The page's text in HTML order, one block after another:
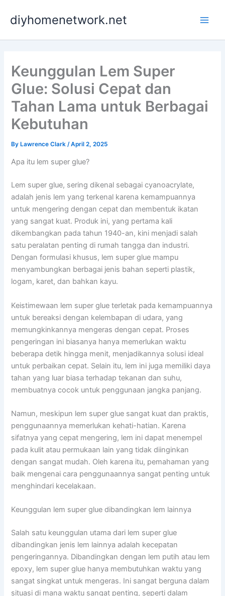
content
diyhomenetwork.net
Keunggulan Lem Super
Glue: Solusi Cepat dan
Tahan Lama untuk Berbagai
Kebutuhan
ByLawrence Clark /April 2, 2025
Apa itu lem super glue?
Lem super glue, sering dikenal sebagai cyanoacrylate,
adalah jenis lem yang terkenal karena kemampuannya
untuk mengering dengan cepat dan membentuk ikatan
yang sangat kuat. Produk ini, yang pertama kali
dikembangkan pada tahun 1940-an, kini menjadi salah
satu peralatan penting di rumah tangga dan industri.
Dengan formulasi khusus, lem super glue mampu
menyambungkan berbagai jenis bahan seperti plastik,
logam, karet, dan bahkan kayu.
Keistimewaan lem super glue terletak pada kemampuannya
untuk bereaksi dengan kelembapan di udara, yang
memungkinkannya mengeras dengan cepat. Proses
pengeringan ini biasanya hanya memerlukan waktu
beberapa detik hingga menit, menjadikannya solusi ideal
untuk perbaikan cepat. Selain itu, lem ini juga memiliki daya
tahan yang luar biasa terhadap tekanan dan suhu,
membuatnya cocok untuk penggunaan jangka panjang.
Namun, meskipun lem super glue sangat kuat dan praktis,
penggunaannya memerlukan kehati-hatian. Karena
sifatnya yang cepat mengering, lem ini dapat menempel
pada kulit atau permukaan lain yang tidak diinginkan
dengan sangat mudah. Oleh karena itu, pemahaman yang
baik mengenai cara penggunaannya sangat penting untuk
menghindari kecelakaan.
Keunggulan lem super glue dibandingkan lem lainnya
Salah satu keunggulan utama dari lem super glue
dibandingkan jenis lem lainnya adalah kecepatan
pengeringannya. Dibandingkan dengan lem putih atau lem
epoxy, lem super glue hanya membutuhkan waktu yang
sangat singkat untuk mengeras. Ini sangat berguna dalam
situasi di mana waktu sangat penting, seperti dalam